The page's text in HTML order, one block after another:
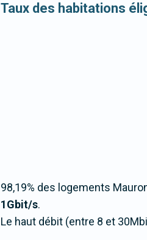
Taux des habitations
98,19% des logements
1Gbit/s.
Le haut débit (entre 8 et